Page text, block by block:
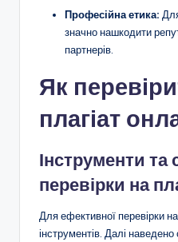
Професійна етика:
значно нашкодити
партнерів.
Як
плагіат
Інструменти та
перевірки на
Для ефективної перевірки
інструментів. Далі